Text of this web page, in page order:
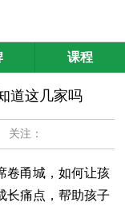
课程
道这几家吗
注：
卷甬城，如何让孩
长痛点，帮助孩子